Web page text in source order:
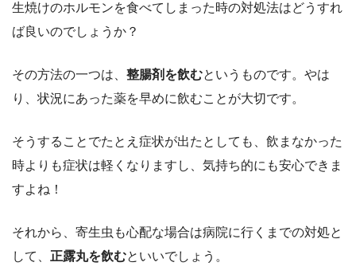
生焼けのホルモンを食べてしまった時の対処法はどうすれ
ば良いのでしょうか？
その方法の一つは、 整腸剤を飲むというものです。やは
り、状況にあった薬を早めに飲むことが大切です。
そうすることでたとえ症状が出たとしても、飲まなかった
時よりも症状は軽くなりますし、気持ち的にも安心できま
すよね！
それから、寄生虫も心配な場合は病院に行くまでの対処と
して、 正露丸を飲むといいでしょう。